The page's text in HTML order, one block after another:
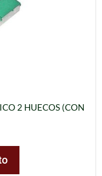
2 HUECOS (CON